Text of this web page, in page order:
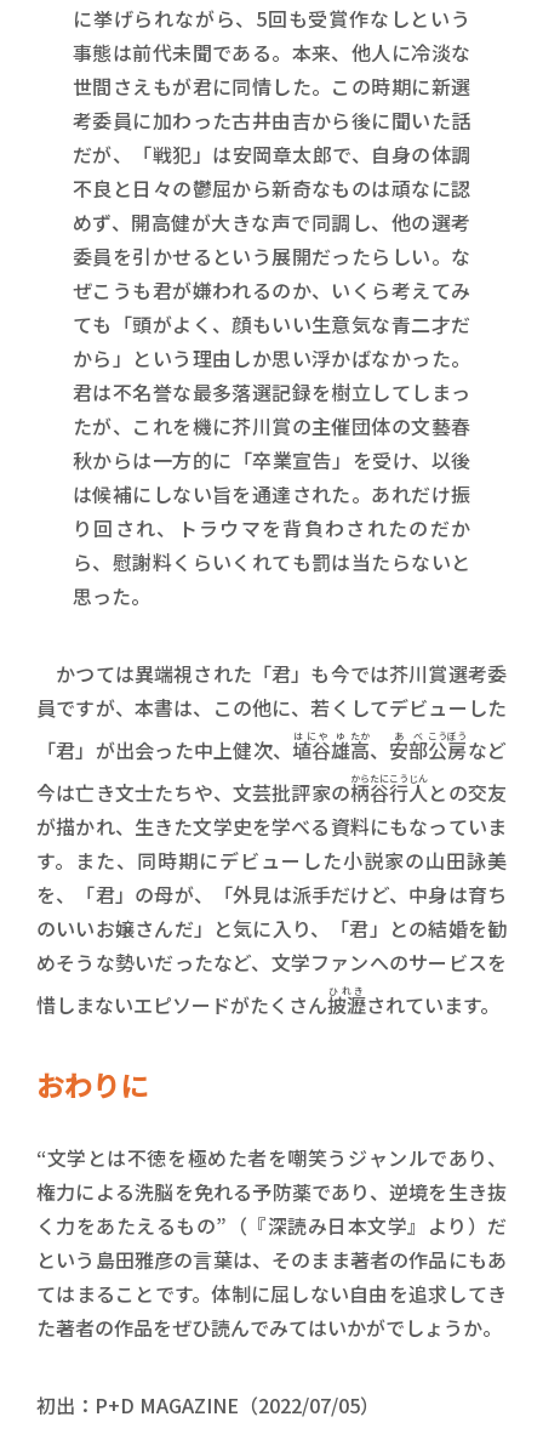
に挙げられながら、5回も受賞作なしという
事態は前代未聞である。本来、他人に冷淡な
世間さえもが君に同情した。この時期に新選
考委員に加わった古井由吉から後に聞いた話
だが、「戦犯」は安岡章太郎で、自身の体調
不良と日々の鬱屈から新奇なものは頑なに認
めず、開高健が大きな声で同調し、他の選考
委員を引かせるという展開だったらしい。な
ぜこうも君が嫌われるのか、いくら考えてみ
ても「頭がよく、顔もいい生意気な青二才だ
から」という理由しか思い浮かばなかった。
君は不名誉な最多落選記録を樹立してしまっ
たが、これを機に芥川賞の主催団体の文藝春
秋からは一方的に「卒業宣告」を受け、以後
は候補にしない旨を通達された。あれだけ振
り回され、トラウマを背負わされたのだか
ら、慰謝料くらいくれても罰は当たらないと
思った。
かつては異端視された「君」も今では芥川賞選考委
員ですが、本書は、この他に、若くしてデビューした
「君」が出会った中上健次、 埴谷
はにや 雄
ゆ 高
たか、 安部
あべ 公房
こうぼう など
今は亡き文士たちや、文芸批評家の柄谷
からたに行人
こうじん との交友
が描かれ、生きた文学史を学べる資料にもなっていま
す。また、同時期にデビューした小説家の山田詠美
を、「君」の母が、「外見は派手だけど、中身は育ち
のいいお嬢さんだ」と気に入り、「君」との結婚を勧
めそうな勢いだったなど、文学ファンへのサービスを
惜しまないエピソードがたくさん披瀝
ひれき されています。
おわりに
“文学とは不徳を極めた者を嘲笑うジャンルであり、
権力による洗脳を免れる予防薬であり、逆境を生き抜
く力をあたえるもの”（『深読み日本文学』より）だ
という島田雅彦の言葉は、そのまま著者の作品にもあ
てはまることです。体制に屈しない自由を追求してき
た著者の作品をぜひ読んでみてはいかがでしょうか。
初出：P+D MAGAZINE（2022/07/05）